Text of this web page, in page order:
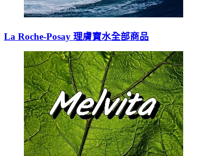
La Roche-Posay 理膚寶水全部商品